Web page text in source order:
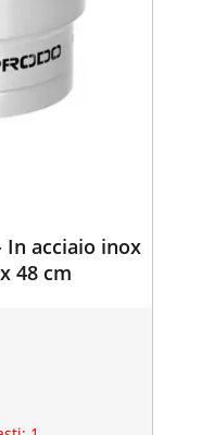
In acciaio inox
48 cm